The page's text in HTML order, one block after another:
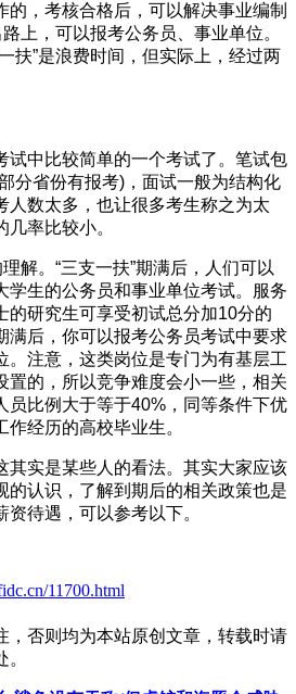
的，考核合格后，可以解决事业编制
上，可以报考公务员、事业单位。
扶”是浪费时间，但实际上，经过两
试中比较简单的一个考试了。笔试包
分省份有报考)，面试一般为结构化
人数太多，也让很多考生称之为太
率比较小。
解。“三支一扶”期满后，人们可以
学生的公务员和事业单位考试。服务
的研究生可享受初试总分加10分的
满后，你可以报考公务员考试中要求
。注意，这类岗位是专门为有基层工
置的，所以竞争难度会小一些，相关
员比例大于等于40%，同等条件下优
经历的高校毕业生。
其实是某些人的看法。其实大家应该
的认识，了解到期后的相关政策也是
待遇，可以参考以下。
11700.html
，否则均为本站原创文章，转载时请